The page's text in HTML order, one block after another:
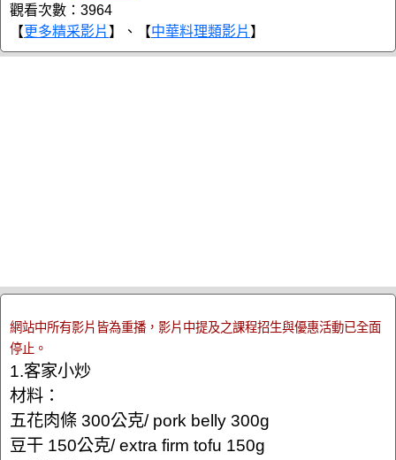
觀看次數：3964
【更多精采影片 】、【中華料理類影片 】
網站中所有影片皆為重播，影片中提及之課程招生與優惠活動已全面
停止。
1.客家小炒
材料：
五花肉條 300公克/ pork belly 300g
豆干 150公克/ extra firm tofu 150g